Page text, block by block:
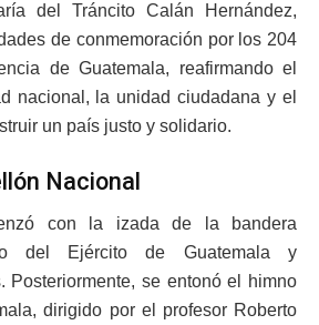
del Tráncito Calán Hernández,
de conmemoración por los 204
de Guatemala, reafirmando el
nacional, la unidad ciudadana y el
un país justo y solidario.
Nacional
con la izada de la bandera
del Ejército de Guatemala y
Posteriormente, se entonó el himno
dirigido por el profesor Roberto